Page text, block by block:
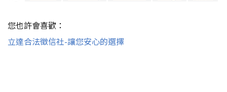
您也許會喜歡：
立達合法徵信社-讓您安心的選擇